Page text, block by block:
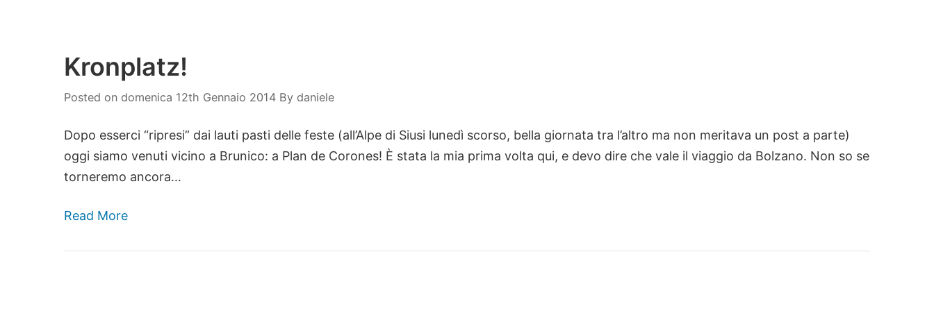
Kronplatz!
Posted on domenica 12th Gennaio 2014 By daniele
Dopo esserci “ripresi” dai lauti pasti delle feste (all’Alpe di Siusi lunedì scorso, bella giornata tra l’altro ma non meritava un post a parte)
oggi siamo venuti vicino a Brunico: a Plan de Corones! È stata la mia prima volta qui, e devo dire che vale il viaggio da Bolzano. Non so se
torneremo ancora…
Read More